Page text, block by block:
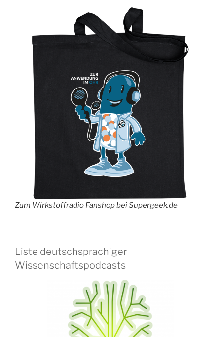
Zum Wirkstoffradio Fanshop bei Supergeek.de
Liste deutschsprachiger
Wissenschaftspodcasts